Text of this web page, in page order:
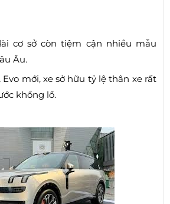
cơ sở còn tiệm cận nhiều mẫu
Âu.
mới, xe sở hữu tỷ lệ thân xe rất
khổng lồ.